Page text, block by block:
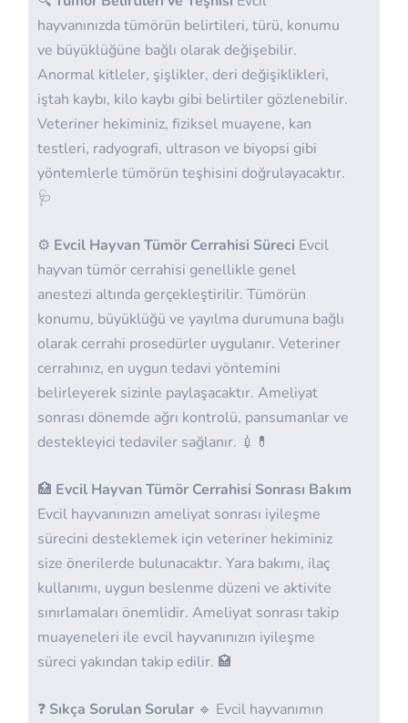
hayvanınızda tümörün belirtileri, türü, konumu
ve büyüklüğüne bağlı olarak değişebilir.
Anormal kitleler, şişlikler, deri değişiklikleri,
iştah kaybı, kilo kaybı gibi belirtiler gözlenebilir.
Veteriner hekiminiz, fiziksel muayene, kan
testleri, radyografi, ultrason ve biyopsi gibi
yöntemlerle tümörün teşhisini doğrulayacaktır.
🩺
⚙️ Evcil Hayvan Tümör Cerrahisi Süreci Evcil
hayvan tümör cerrahisi genellikle genel
anestezi altında gerçekleştirilir. Tümörün
konumu, büyüklüğü ve yayılma durumuna bağlı
olarak cerrahi prosedürler uygulanır. Veteriner
cerrahınız, en uygun tedavi yöntemini
belirleyerek sizinle paylaşacaktır. Ameliyat
sonrası dönemde ağrı kontrolü, pansumanlar ve
destekleyici tedaviler sağlanır. 💉💊
🏥 Evcil Hayvan Tümör Cerrahisi Sonrası Bakım
Evcil hayvanınızın ameliyat sonrası iyileşme
sürecini desteklemek için veteriner hekiminiz
size önerilerde bulunacaktır. Yara bakımı, ilaç
kullanımı, uygun beslenme düzeni ve aktivite
sınırlamaları önemlidir. Ameliyat sonrası takip
muayeneleri ile evcil hayvanınızın iyileşme
süreci yakından takip edilir. 🏩
❓ Sıkça Sorulan Sorular 🔹 Evcil hayvanımın